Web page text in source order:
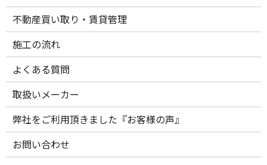
不動産買い取り・賃貸管理
施工の流れ
よくある質問
取扱いメーカー
弊社をご利用頂きました『お客様の声』
お問い合わせ